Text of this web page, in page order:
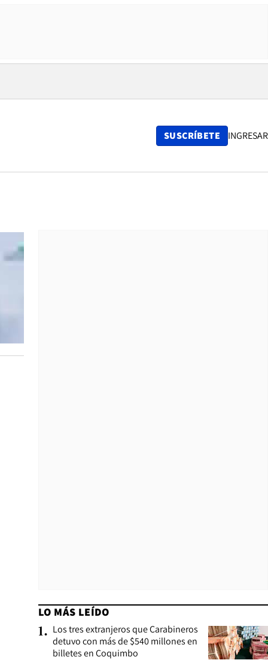
SUSCRÍBETE INGRESAR
LO MÁS LEÍDO
1. Los tres extranjeros que Carabineros
detuvo con más de $540 millones en
billetes en Coquimbo